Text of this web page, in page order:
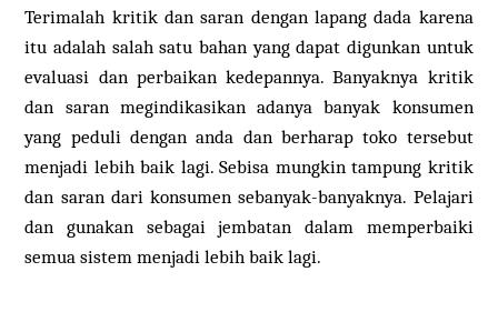
Terimalah kritik dan saran dengan lapang dada karena
itu adalah salah satu bahan yang dapat digunkan untuk
evaluasi dan perbaikan kedepannya. Banyaknya kritik
dan saran megindikasikan adanya banyak konsumen
yang peduli dengan anda dan berharap toko tersebut
menjadi lebih baik lagi. Sebisa mungkin tampung kritik
dan saran dari konsumen sebanyak-banyaknya. Pelajari
dan gunakan sebagai jembatan dalam memperbaiki
semua sistem menjadi lebih baik lagi.